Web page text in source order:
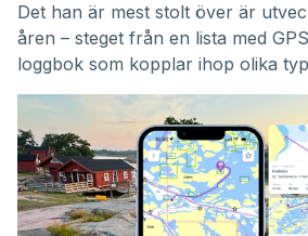
Det han är mest stolt över är
åren – steget från en lista med
loggbok som kopplar ihop olika